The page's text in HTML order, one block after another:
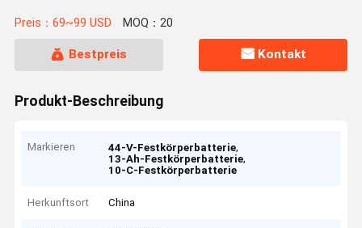
Preis：69~99 USD MOQ：20
Bestpreis Kontakt
Produkt-Beschreibung
Markieren 44-V-Festkörperbatterie,
13-Ah-Festkörperbatterie,
10-C-Festkörperbatterie
Herkunftsort China